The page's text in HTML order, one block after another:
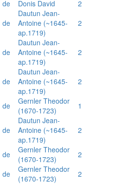
de Donis David
2
de
Dautun Jean-
Antoine (~1645-
ap.1719)
2
de
Dautun Jean-
Antoine (~1645-
ap.1719)
2
de
Dautun Jean-
Antoine (~1645-
ap.1719)
2
de
Gernler Theodor
(1670-1723)
1
de
Dautun Jean-
Antoine (~1645-
ap.1719)
2
de
Gernler Theodor
(1670-1723)
2
de
Gernler Theodor
(1670-1723)
2